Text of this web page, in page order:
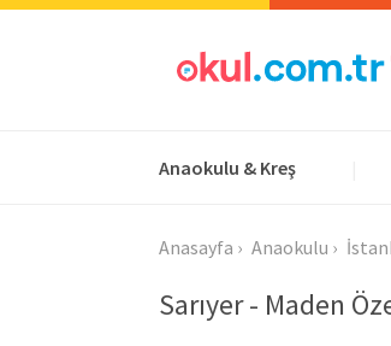
Anaokulu & Kreş
Anasayfa Anaokulu
Sarıyer - Maden